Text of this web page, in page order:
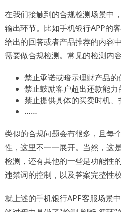
在我们接触到的合规检测场景中
输出环节。比如手机银行APP的
给出的回答或者产品推荐的内容
需要做合规检测。常见的检测内
禁止承诺或暗示理财产品的
禁止鼓励客户超出还款能力
禁止提供具体的买卖时机、
……
类似的合规问题会有很多，且每
性，这里不一一展开。当然，这
检测，还有其他的一些是功能性
违禁词的控制，以及答案完整性校
就上述的手机银行APP客服场景